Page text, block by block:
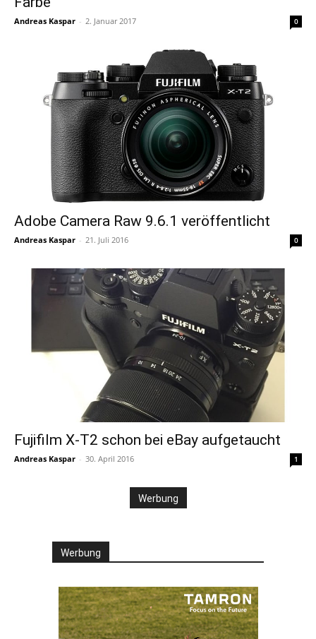
Andreas Kaspar - 2. Januar 2017 0
Adobe Camera Raw 9.6.1 veröffentlicht
Andreas Kaspar - 21. Juli 2016 0
Fujifilm X-T2 schon bei eBay aufgetaucht
Andreas Kaspar - 30. April 2016 1
Werbung
Werbung